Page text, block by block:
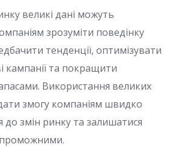
великі дані можуть
зрозуміти поведінку
тенденції, оптимізувати
кампанії та покращити
Використання великих
змогу компаніям швидко
до змін ринку та залишатися